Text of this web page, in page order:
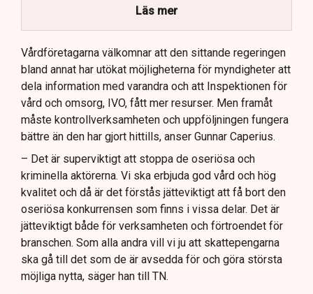
Vårdföretagarna vill se skärpta
Stockholms stad ses som ett gott exempel när det
kommer till effektiv kontroll av vårdinrättningar.
Framtida lagstiftning bör möjliggöra kontinuerlig
kontroll av anställda inom vården, anser
Vårdföretagarna.
Läs mer
Vårdföretagarna välkomnar att den sittande regeringen
bland annat har utökat möjligheterna för myndigheter att
dela information med varandra och att Inspektionen för
vård och omsorg, IVO, fått mer resurser. Men framåt
måste kontrollverksamheten och uppföljningen fungera
bättre än den har gjort hittills, anser Gunnar Caperius.
– Det är superviktigt att stoppa de oseriösa och
kriminella aktörerna. Vi ska erbjuda god vård och hög
kvalitet och då är det förstås jätteviktigt att få bort den
oseriösa konkurrensen som finns i vissa delar. Det är
jätteviktigt både för verksamheten och förtroendet för
branschen. Som alla andra vill vi ju att skattepengarna
ska gå till det som de är avsedda för och göra största
möjliga nytta, säger han till TN.